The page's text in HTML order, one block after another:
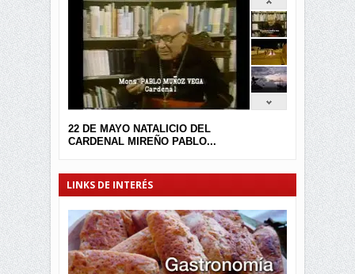
22 DE MAYO NATALICIO DEL
CARDENAL MIREÑO PABLO...
LINKS DE INTERÉS